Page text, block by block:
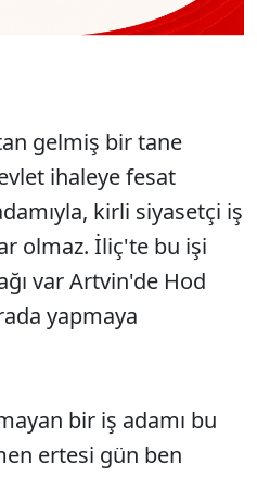
gelmiş bir tane
ihaleye fesat
kirli siyasetçi iş
olmaz. İliç'te bu işi
var Artvin'de Hod
yapmaya
bir iş adamı bu
ertesi gün ben